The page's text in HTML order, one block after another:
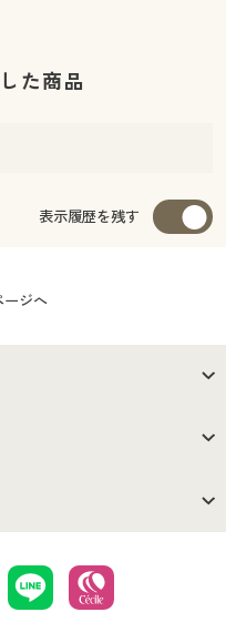
た商品
表示履歴を残す
ージへ
社案内
お支払は